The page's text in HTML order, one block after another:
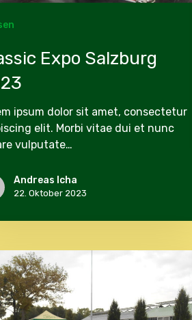
Expo Salzburg
ipsum dolor sit amet, consectetur
elit. Morbi vitae dui et nunc
vulputate…
Andreas Icha
22. Oktober 2023